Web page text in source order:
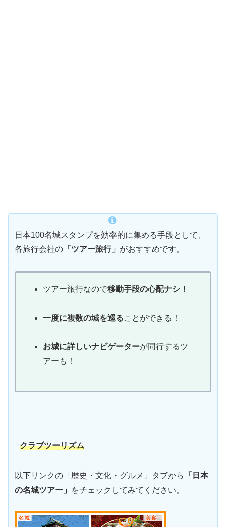
日本100名城スタンプを効率的に集める手段として、
各旅行会社の 「ツアー旅行」 がおすすめです。
ツアー旅行なので移動手段の心配ナシ！
一度に複数の城を巡ることができる！
お城に詳しいナビゲーターが同行するツ
アーも！
クラブツーリズム
以下リンクの「歴史・文化・グルメ」タブから
「日本
の名城ツアー」
をチェックしてみてください。